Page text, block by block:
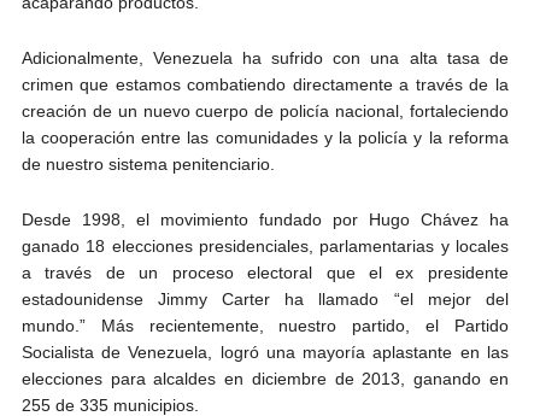
Adicionalmente, Venezuela ha sufrido con una alta tasa de
crimen que estamos combatiendo directamente a través de la
creación de un nuevo cuerpo de policía nacional, fortaleciendo
la cooperación entre las comunidades y la policía y la reforma
de nuestro sistema penitenciario.
Desde 1998, el movimiento fundado por Hugo Chávez ha
ganado 18 elecciones presidenciales, parlamentarias y locales
a través de un proceso electoral que el ex presidente
estadounidense Jimmy Carter ha llamado “el mejor del
mundo.” Más recientemente, nuestro partido, el Partido
Socialista de Venezuela, logró una mayoría aplastante en las
elecciones para alcaldes en diciembre de 2013, ganando en
255 de 335 municipios.